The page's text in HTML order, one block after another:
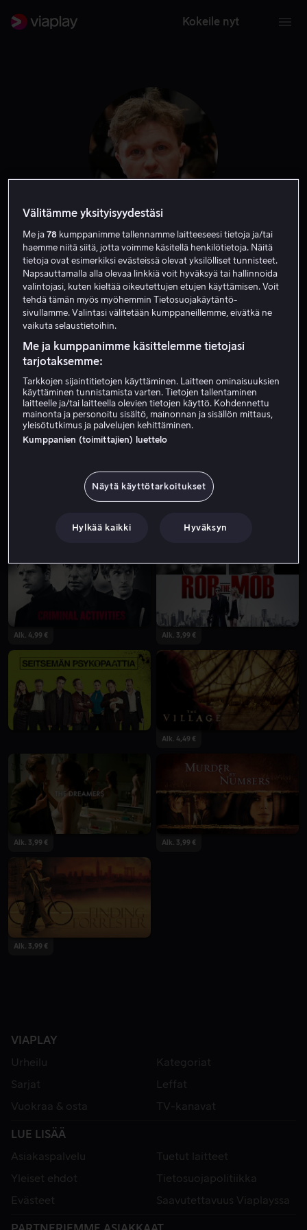
Kokeile nyt
Michael Pitt
Näyttelijä Tuotannonjohtaja
Alk. 3,99 € Vuokraa 3,99 €
Alk. 3,99 €
Alk. 4,99 € Alk. 3,99 €
Alk. 4,49 €
Alk. 3,99 € Alk. 3,99 €
Alk. 3,99 €
VIAPLAY
Urheilu
Kategoriat
Sarjat
Leffat
Vuokraa & osta
TV-kanavat
LUE LISÄÄ
Asiakaspalvelu
Tuetut laitteet
Yleiset ehdot
Tietosuojapolitiikka
Evästeet
Saavutettavuus Viaplayssa
Välitämme yksityisyydestäsi
Me ja78 kumppanimme tallennamme laitteeseesi tietoja ja/tai
haemme niitä siitä, jotta voimme käsitellä henkilötietoja. Näitä
tietoja ovat esimerkiksi evästeissä olevat yksilölliset tunnisteet.
Napsauttamalla alla olevaa linkkiä voit hyväksyä tai hallinnoida
valintojasi, kuten kieltää oikeutettujen etujen käyttämisen. Voit
tehdä tämän myös myöhemmin Tietosuojakäytäntö-
sivullamme. Valintasi välitetään kumppaneillemme, eivätkä ne
vaikuta selaustietoihin.
Me ja kumppanimme käsittelemme tietojasi
tarjotaksemme:
Tarkkojen sijaintitietojen käyttäminen. Laitteen ominaisuuksien
käyttäminen tunnistamista varten. Tietojen tallentaminen
laitteelle ja/tai laitteella olevien tietojen käyttö. Kohdennettu
mainonta ja personoitu sisältö, mainonnan ja sisällön mittaus,
yleisötutkimus ja palvelujen kehittäminen.
Kumppanien (toimittajien) luettelo
Näytä käyttötarkoitukset
Hylkää kaikki Hyväksyn